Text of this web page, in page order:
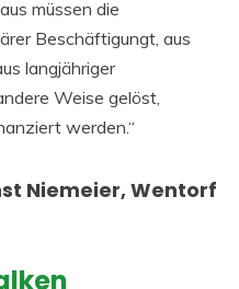
müssen die
Beschäftigungt, aus
langjähriger
Weise gelöst,
werden.“
Niemeier, Wentorf